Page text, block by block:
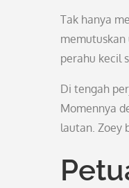
Tak hanya
perahu kecil
Di tengah
Momennya
lautan. Zoey